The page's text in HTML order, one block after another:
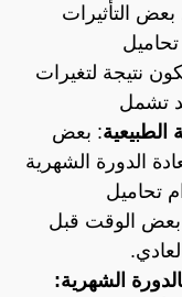
التأثيرات
نتيجة لتغيرات
تشمل
الطبيعية: بعض
الدورة الشهرية
تحاميل
الوقت قبل
الشهرية: